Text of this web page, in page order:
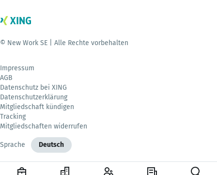
© New Work SE | Alle Rechte vorbehalten
Impressum
AGB
Datenschutz bei XING
Datenschutzerklärung
Mitgliedschaft kündigen
Tracking
Mitgliedschaften widerrufen
Sprache Deutsch